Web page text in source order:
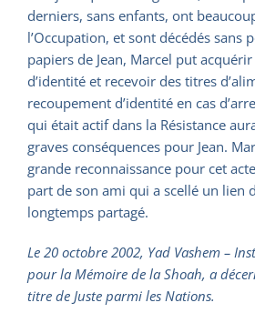
derniers, sans enfants, ont
l’Occupation, et sont décédés sans
papiers de Jean, Marcel put
d’identité et recevoir des titres
recoupement d’identité en cas
qui était actif dans la Résistance
graves conséquences pour Jean.
grande reconnaissance pour cet
part de son ami qui a scellé un lien
longtemps partagé.
Le 20 octobre 2002, Yad Vashem –
pour la Mémoire de la Shoah, a
titre de Juste parmi les Nations.